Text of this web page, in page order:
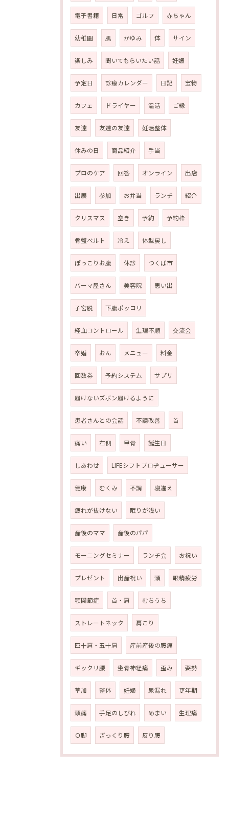
電子書籍 日常 ゴルフ 赤ちゃん
幼稚園 肌 かゆみ 体 サイン
楽しみ 聞いてもらいたい話 妊娠
予定日 診療カレンダー 日記 宝物
カフェ ドライヤー 温活 ご縁
友達 友達の友達 妊活整体
休みの日 商品紹介 手当
プロのケア 回答 オンライン 出店
出展 参加 お弁当 ランチ 紹介
クリスマス 空き 予約 予約枠
骨盤ベルト 冷え 体型戻し
ぽっこりお腹 休診 つくば市
パーマ屋さん 美容院 思い出
子宮脱 下腹ポッコリ
経血コントロール 生理不順 交流会
卒婚 おん メニュー 料金
回数券 予約システム サプリ
履けないズボン履けるように
患者さんとの会話 不調改善 首
痛い 右側 甲骨 誕生日
しあわせ LIFEシフトプロヂューサー
健康 むくみ 不調 寝違え
疲れが抜けない 眠りが浅い
産後のママ 産後のパパ
モーニングセミナー ランチ会 お祝い
プレゼント 出産祝い 頭 眼精疲労
顎関節症 首・肩 むちうち
ストレートネック 肩こり
四十肩・五十肩 産前産後の腰痛
ギックリ腰 坐骨神経痛 歪み 姿勢
草加 整体 妊婦 尿漏れ 更年期
頭痛 手足のしびれ めまい 生理痛
Ｏ脚 ぎっくり腰 反り腰